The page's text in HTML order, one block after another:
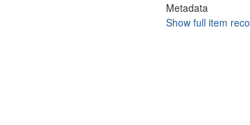
Metadata
Show full item